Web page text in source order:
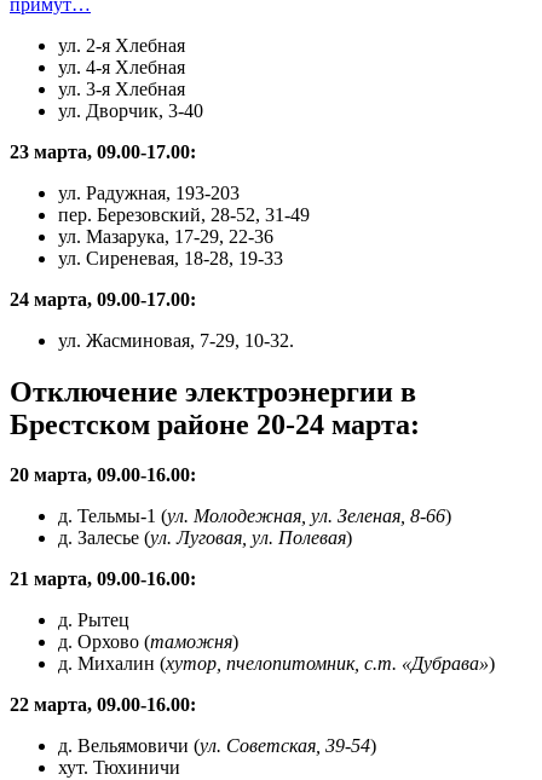
ул. 2-я Хлебная
ул. 4-я Хлебная
ул. 3-я Хлебная
ул. Дворчик, 3-40
23 марта, 09.00-17.00:
ул. Радужная, 193-203
пер. Березовский, 28-52, 31-49
ул. Мазарука, 17-29, 22-36
ул. Сиреневая, 18-28, 19-33
24 марта, 09.00-17.00:
ул. Жасминовая, 7-29, 10-32.
Отключение электроэнергии в
Брестском районе 20-24 марта:
20 марта, 09.00-16.00:
д. Тельмы-1 (ул. Молодежная, ул. Зеленая, 8-66)
д. Залесье (ул. Луговая, ул. Полевая)
21 марта, 09.00-16.00:
д. Рытец
д. Орхово (таможня)
д. Михалин (хутор, пчелопитомник, с.т. «Дубрава»)
22 марта, 09.00-16.00:
д. Вельямовичи (ул. Советская, 39-54)
хут. Тюхиничи